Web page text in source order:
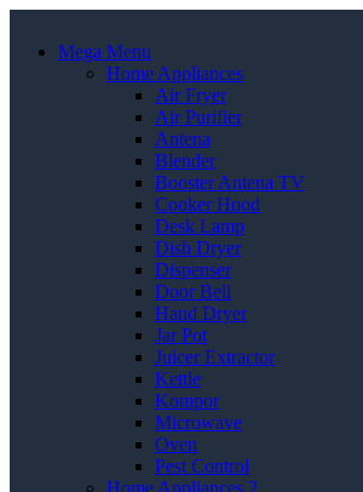
Mega Menu
Home Appliances
Air Fryer
Air Purifier
Antena
Blender
Booster Antena TV
Cooker Hood
Desk Lamp
Dish Dryer
Dispenser
Door Bell
Hand Dryer
Jar Pot
Juicer Extractor
Kettle
Kompor
Microwave
Oven
Pest Control
Home Appliances 2